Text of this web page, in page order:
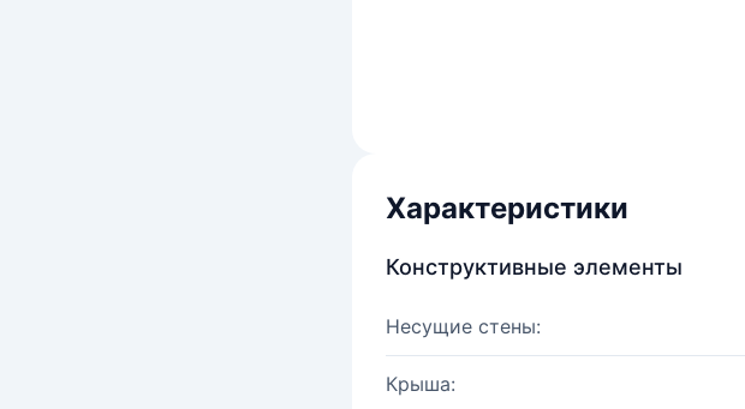
Характеристики
Конструктивные элементы
Несущие стены:
Крыша: